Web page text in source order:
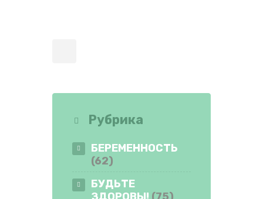
Рубрика
БЕРЕМЕННОСТЬ
(62)
БУДЬТЕ
ЗДОРОВЫ! (75)